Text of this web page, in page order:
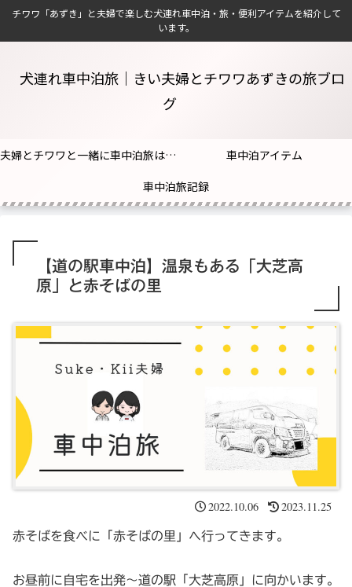
チワワ「あずき」と夫婦で楽しむ犬連れ車中泊・旅・便利アイテムを紹介して
います。
犬連れ車中泊旅｜きい夫婦とチワワあずきの旅ブロ
グ
夫婦とチワワと一緒に車中泊旅はじめました！
車中泊アイテム
車中泊旅記録
【道の駅車中泊】温泉もある「大芝高
原」と赤そばの里
2022.10.06 2023.11.25
赤そばを食べに「赤そばの里」へ行ってきます。
お昼前に自宅を出発〜道の駅「大芝高原」に向かいます。